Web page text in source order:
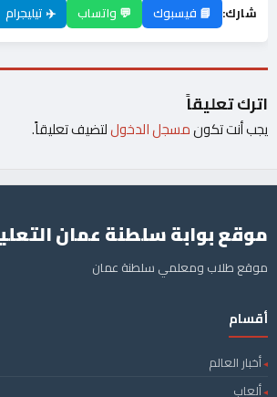
شارك: 📘 فيسبوك 💬 واتساب ✈️ تيليجرام
اترك تعليقاً
يجب أنت تكونمسجل الدخوللتضيف تعليقاً.
موقع بوابة سلطنة عمان
موقع طلاب ومعلمي سلطنة عمان
أقسام
أخبار العالم
ألعاب